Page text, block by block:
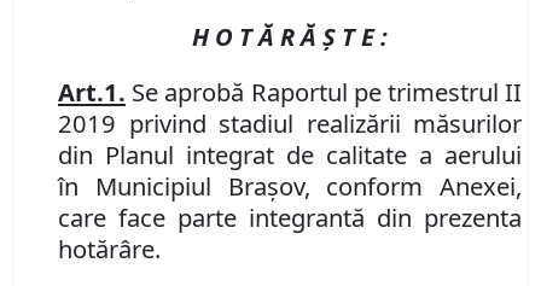
H O T Ă R Ă Ş T E :
Art.1. Se aprobă Raportul pe trimestrul II
2019 privind stadiul realizării măsurilor
din Planul integrat de calitate a aerului
în Municipiul Braşov, conform Anexei,
care face parte integrantă din prezenta
hotărâre.